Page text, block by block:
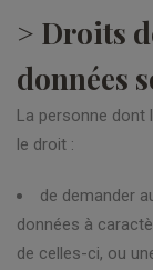
> Droits
données
La personne dont
le droit :
de demander
données à
de celles-ci, ou